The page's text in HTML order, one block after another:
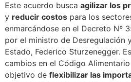
Este acuerdo busca agilizar los
y reducir costos para los
enmarcándose en el Decreto Nº
por el ministro de Desregulación
Estado, Federico Sturzenegger.
cambios en el Código
objetivo de flexibilizar las